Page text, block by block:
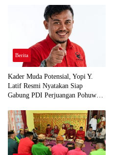
Berita
Kader Muda Potensial, Yopi Y.
Latif Resmi Nyatakan Siap
Gabung PDI Perjuangan Pohuwato